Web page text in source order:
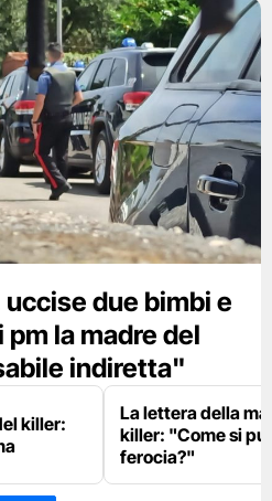
due bimbi e
la madre del
indiretta"
killer:
La lettera della
killer: "Come si
ferocia?"